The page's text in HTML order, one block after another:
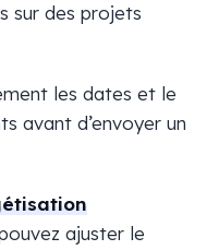
sur des projets
les dates et le
avant d’envoyer un
ajuster le